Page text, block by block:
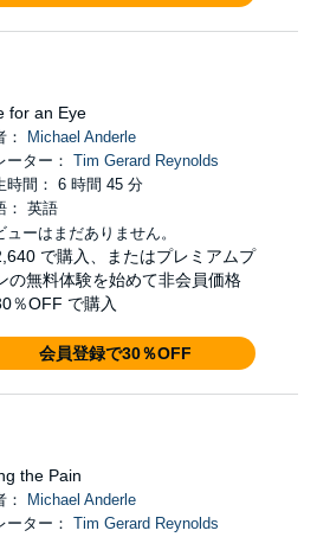
for an Eye
：
Michael Anderle
ーター： Tim Gerard Reynolds
時間： 6 時間 45 分
： 英語
ューはまだありません。
で購入、またはプレミアムプ
の無料体験を始めて非会員価格
％OFF で購入
会員登録で30％OFF
the Pain
：
Michael Anderle
ーター： Tim Gerard Reynolds